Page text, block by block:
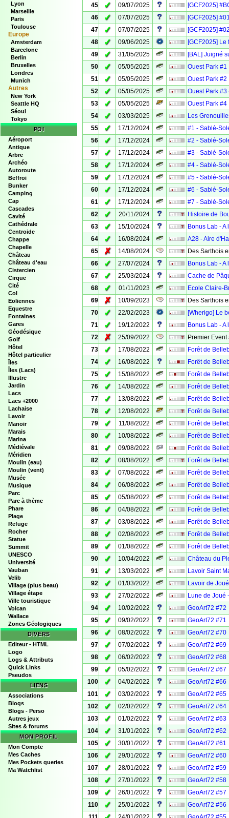
Lyon
Marseille
Paris
Toulouse
Europe
Amsterdam
Barcelone
Berlin
Bruxelles
Londres
Munich
Autres
New York
Seattle HQ
Séoul
Tokyo
POI
Aéroport
Antique
Arbre
Archéo
Autoroute
Beffroi
Bunker
Camping
Cap
Cascades
Cavité
Cathédrale
Centroide
Chappe
Chapelle
Château
Château d'eau
Cistercien
Cirque
Cité
Col
Eoliennes
Equestre
Fontaines
Gares
Géodésique
Golf
Hôtel
Hôtel particulier
Îles
Îles (Lacs)
Illustre
Jardin
Lacs
Lacs +2000
Lachaise
Lavoir
Manoir
Marais
Marina
Médiévale
Méridien
Moulin (eau)
Moulin (vent)
Musée
Musique
Parc
Parc à thème
Phare
Plage
Refuge
Rocher
Statue
Summit
UNESCO
Université
Vauban
Velib
Village (plus beau)
Village étape
Ville touristique
Volcan
Wallace
Zones Géologiques
DIVERS
Editeur - HTML
Logo
Logs & Attributs
Quick Links
Pseudos
LIENS
Associations
Blogs
Blogs - Perso
Autres jeux
Sites & forums
MON PROFIL
Mon Compte
Mes Caches
Mes Pockets queries
Ma Watchlist
45
✓ 09/07/2025
[GCF2025]
46
✓ 07/07/2025
[GCF2025]
47
✓ 07/07/2025
[GCF2025]
48
✓ 09/06/2025
[GCF2025] Le
49
✓ 31/05/2025
[BAL] Juigné
50
✓ 05/05/2025
Ouest Park #1
51
✓ 05/05/2025
Ouest Park #2
52
✓ 05/05/2025
Ouest Park #3
53
✓ 05/05/2025
Ouest Park #4
54
✓ 03/03/2025
Les
55
✓ 17/12/2024
#1 - Sablé-
56
✓ 17/12/2024
#2 - Sablé-
57
✓ 17/12/2024
#3 - Sablé-
58
✓ 17/12/2024
#4 - Sablé-
59
✓ 17/12/2024
#5 - Sablé-
60
✓ 17/12/2024
#6 - Sablé-
61
✓ 17/12/2024
#7 - Sablé-
62
✓ 20/11/2024
Histoire de
63
✓ 15/10/2024
Bonus Lab -
64
✓ 16/08/2024
A28 - Aire
65
✗ 14/08/2024
Des Sarthois
66
✓ 27/07/2024
Bonus Lab -
67
✓ 25/03/2024
Cache de
68
✓ 01/11/2023
Ecole Claire-
69
✗ 10/09/2023
Des Sarthois
70
✓ 22/02/2023
[Wherigo] Le
71
✓ 19/12/2022
Bonus Lab -
72
✗ 25/09/2022
Premier
73
✓ 17/08/2022
Forêt de
74
✓ 16/08/2022
Forêt de
75
✓ 15/08/2022
Forêt de
76
✓ 14/08/2022
Forêt de
77
✓ 13/08/2022
Forêt de
78
✓ 12/08/2022
Forêt de
79
✓ 11/08/2022
Forêt de
80
✓ 10/08/2022
Forêt de
81
✓ 09/08/2022
Forêt de
82
✓ 08/08/2022
Forêt de
83
✓ 07/08/2022
Forêt de
84
✓ 06/08/2022
Forêt de
85
✓ 05/08/2022
Forêt de
86
✓ 04/08/2022
Forêt de
87
✓ 03/08/2022
Forêt de
88
✓ 02/08/2022
Forêt de
89
✓ 01/08/2022
Forêt de
90
✓ 10/04/2022
Château du
91
✓ 13/03/2022
Lavoir Saint
92
✓ 01/03/2022
Lavoir de
93
✓ 27/02/2022
Lune de Joué
94
✓ 10/02/2022
GeoArt72 #72
95
✓ 09/02/2022
GeoArt72 #71
96
✓ 08/02/2022
GeoArt72 #70
97
✓ 07/02/2022
GeoArt72 #69
98
✓ 06/02/2022
GeoArt72 #68
99
✓ 05/02/2022
GeoArt72 #67
100
✓ 04/02/2022
GeoArt72 #66
101
✓ 03/02/2022
GeoArt72 #65
102
✓ 02/02/2022
GeoArt72 #64
103
✓ 01/02/2022
GeoArt72 #63
104
✓ 31/01/2022
GeoArt72 #62
105
✓ 30/01/2022
GeoArt72 #61
106
✓ 29/01/2022
GeoArt72 #60
107
✓ 28/01/2022
GeoArt72 #59
108
✓ 27/01/2022
GeoArt72 #58
109
✓ 26/01/2022
GeoArt72 #57
110
✓ 25/01/2022
GeoArt72 #56